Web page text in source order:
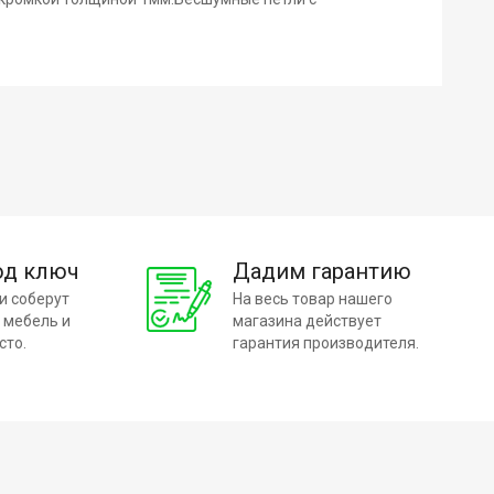
ключ
соберут
и
Дадим гарантию
На весь товар нашего
магазина действует
гарантия производителя.